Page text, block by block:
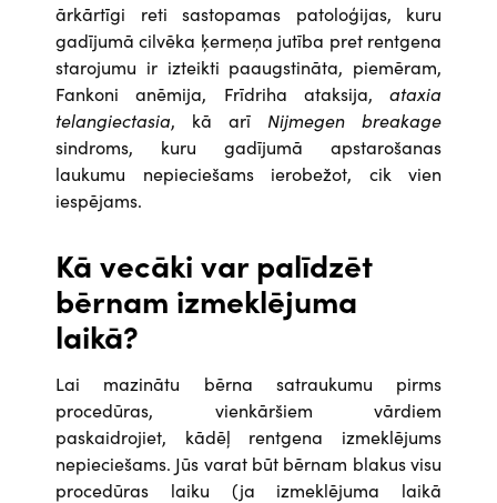
ārkārtīgi reti sastopamas patoloģijas, kuru
gadījumā cilvēka ķermeņa jutība pret rentgena
starojumu ir izteikti paaugstināta, piemēram,
Fankoni anēmija, Frīdriha ataksija, ataxia
telangiectasia, kā arī Nijmegen breakage
sindroms, kuru gadījumā apstarošanas
laukumu nepieciešams ierobežot, cik vien
iespējams.
Kā vecāki var palīdzēt
bērnam izmeklējuma
laikā?
Lai mazinātu bērna satraukumu pirms
procedūras, vienkāršiem vārdiem
paskaidrojiet, kādēļ rentgena izmeklējums
nepieciešams. Jūs varat būt bērnam blakus visu
procedūras laiku (ja izmeklējuma laikā